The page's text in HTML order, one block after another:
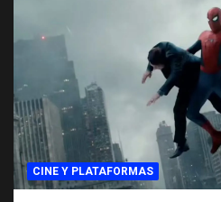
CINE Y PLATAFORMAS